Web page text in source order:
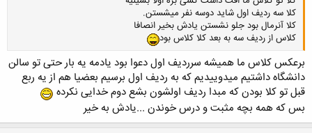
کلا سه ردیف اول شاید دوسه نفر میشستن.
کلا آنرمال بود جلو نشستن یادش بخیر انصافا
کلاس از ردیف سه به بعد کلا کلاس بود
برعکس کلاس ما همیشه سرردیف اول دعوا بود یادمه یه بار حتی تو سالن
دانشگاه داشتیم میدوییدیم که به ردیف اول برسیم بعضیا هم از یه ربع
قبل تو کلا بودن که مبدا ردیف اولشون بشع دوم خدایی نکرده
بس که همه بچه مثبت و درس خوندن ...یادش به خیر